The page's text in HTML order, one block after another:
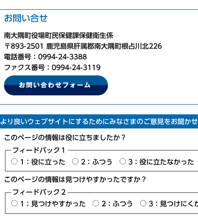
お問い合せ
南大隅町役場町民保健課保健衛生係
〒893-2501 鹿児島県肝属郡南大隅町根占川北226
電話番号：0994-24-3388
ファクス番号：0994-24-3119
より良いウェブサイトにするためにみなさまのご意見をお聞か
このページの情報は役に立ちましたか？
フィードバック１
1：役に立った
2：ふつう 3：役に立たなかった
このページの情報は見つけやすかったですか？
フィードバック２
1：見つけやすかった
2：ふつう 3：見つけにく